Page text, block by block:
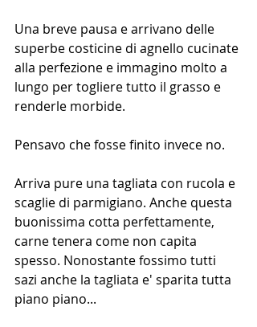
Una breve pausa e arrivano delle
superbe costicine di agnello cucinate
alla perfezione e immagino molto a
lungo per togliere tutto il grasso e
renderle morbide.
Pensavo che fosse finito invece no.
Arriva pure una tagliata con rucola e
scaglie di parmigiano. Anche questa
buonissima cotta perfettamente,
carne tenera come non capita
spesso. Nonostante fossimo tutti
sazi anche la tagliata e' sparita tutta
piano piano...